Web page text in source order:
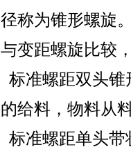
径称为锥形螺旋
与变距螺旋比较
标准螺距双头
的给料，物料从
标准螺距单头